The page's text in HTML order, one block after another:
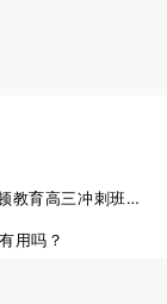
高三一轮复习跟不上，需要去西安伊顿教育高三冲刺班吗？
用吗？